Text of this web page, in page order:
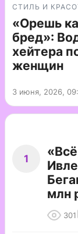
СТИЛЬ И
«Орешь
бред»:
хейтера
женщин
3 июня, 2026,
1
млн
301